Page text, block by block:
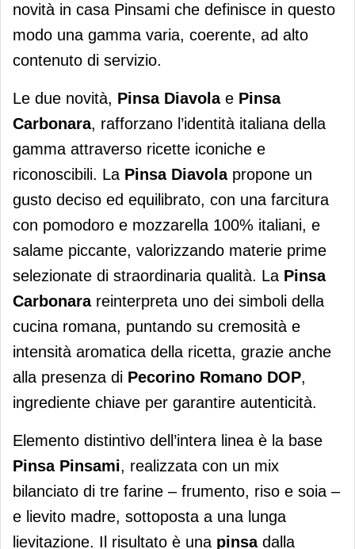
novità in casa Pinsami che definisce in questo
modo una gamma varia, coerente, ad alto
contenuto di servizio.
Le due novità, Pinsa Diavolae Pinsa
Carbonara, rafforzano l’identità italiana della
gamma attraverso ricette iconiche e
riconoscibili. La Pinsa Diavolapropone un
gusto deciso ed equilibrato, con una farcitura
con pomodoro e mozzarella 100% italiani, e
salame piccante, valorizzando materie prime
selezionate di straordinaria qualità. La Pinsa
Carbonarareinterpreta uno dei simboli della
cucina romana, puntando su cremosità e
intensità aromatica della ricetta, grazie anche
alla presenza di Pecorino Romano DOP,
ingrediente chiave per garantire autenticità.
Elemento distintivo dell’intera linea è la base
Pinsa Pinsami, realizzata con un mix
bilanciato di tre farine – frumento, riso e soia –
e lievito madre, sottoposta a una lunga
lievitazione. Il risultato è una pinsadalla